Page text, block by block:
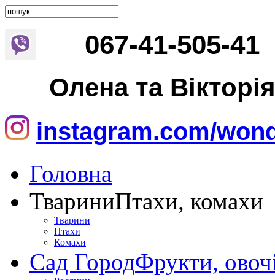
067-41-505-41
Олена та Вікторія
instagram.com/
Головна
ТвариниПтахи, комахи
Тварини
Птахи
Комахи
Сад ГородФрукти,